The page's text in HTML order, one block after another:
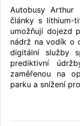
Autobusy Arthur
články s lithium-
umožňují dojezd
nádrž na vodík o
digitální služby
prediktivní
zaměřenou na
parku a snížení